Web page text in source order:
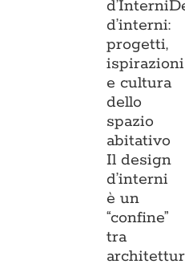
d’Interni
d’interni:
progetti,
ispirazioni
e cultura
dello
spazio
abitativo
Il design
d’interni
è un
“confine”
tra